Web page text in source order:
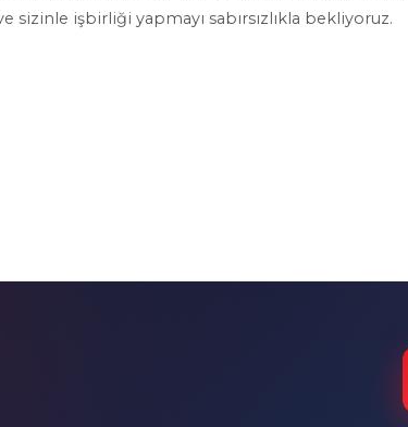
işbirliği yapmayı sabırsızlıkla bekliyoruz.